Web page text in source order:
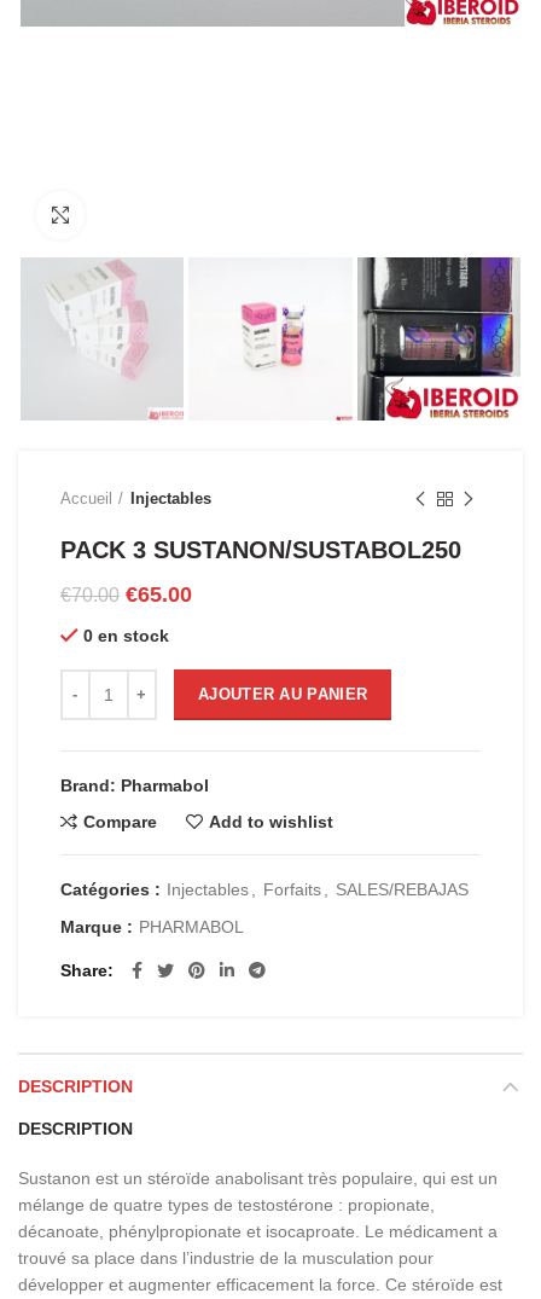
Accueil Injectables
PACK 3 SUSTANON/SUSTABOL250
€70.00 Le
initial
était :
€70.00.
€65.00Le
est :
€65.00.
0 en stock
AJOUTER AU PANIER
Brand: Pharmabol
Compare
Add to wishlist
Catégories : Injectables Forfaits
SALES/REBAJAS
Marque : PHARMABOL
Share
DESCRIPTION
DESCRIPTION
Sustanon est un stéroïde anabolisant très populaire, qui est un
mélange de quatre types de testostérone : propionate,
décanoate, phénylpropionate et isocaproate. Le médicament a
trouvé sa place dans l’industrie de la musculation pour
développer et augmenter efficacement la force. Ce stéroïde est